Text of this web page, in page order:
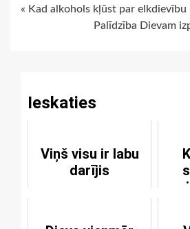
Continue
« Kad alkohols kļūst par elkdievību
Palīdzība Dievam
Ieskaties
Viņš visu ir labu
darījis